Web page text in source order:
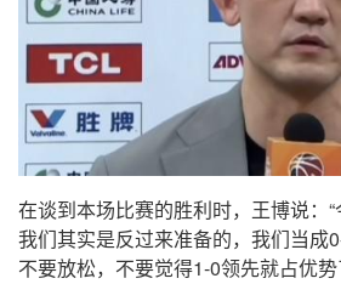
在谈到本场比赛的胜利时，王博说：“
我们其实是反过来准备的，我们当成
不要放松，不要觉得1-0领先就占优势